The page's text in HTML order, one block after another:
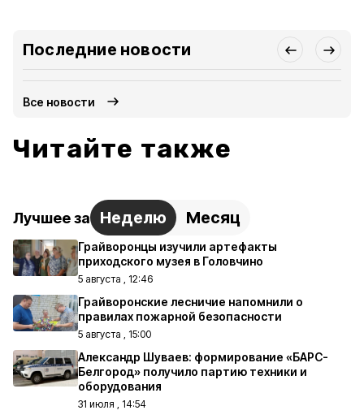
Последние новости
Все новости
Читайте также
Лучшее за Неделю Месяц
Грайворонцы изучили артефакты
приходского музея в Головчино
5 августа , 12:46
Грайворонские лесничие напомнили о
правилах пожарной безопасности
5 августа , 15:00
Александр Шуваев: формирование «БАРС-
Белгород» получило партию техники и
оборудования
31 июля , 14:54